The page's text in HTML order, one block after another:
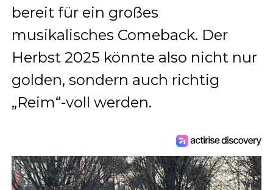
bereit für ein großes
musikalisches Comeback. Der
Herbst 2025 könnte also nicht nur
golden, sondern auch richtig
„Reim“-voll werden.